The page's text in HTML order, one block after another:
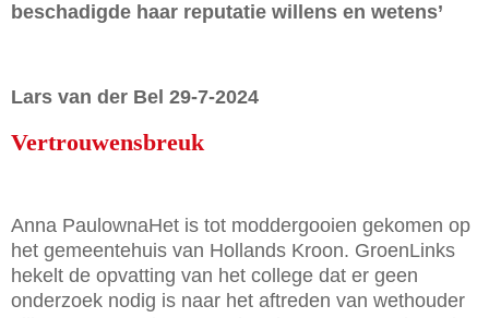
beschadigde haar reputatie willens en wetens’
Lars van der Bel 29-7-2024
Vertrouwensbreuk
Anna PaulownaHet is tot moddergooien gekomen op
het gemeentehuis van Hollands Kroon. GroenLinks
hekelt de opvatting van het college dat er geen
onderzoek nodig is naar het aftreden van wethouder